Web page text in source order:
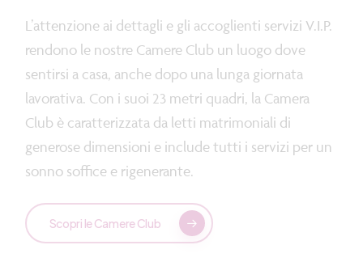
L’attenzione ai dettagli e gli accoglienti servizi V.I.P.
rendono le nostre Camere Club un luogo dove
sentirsi a casa, anche dopo una lunga giornata
lavorativa. Con i suoi 23 metri quadri, la Camera
Club è caratterizzata da letti matrimoniali di
generose dimensioni e include tutti i servizi per un
sonno soffice e rigenerante.
Scopri le Camere Club